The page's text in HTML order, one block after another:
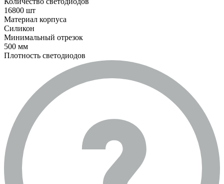
16800 шт
Материал корпуса
Силикон
Минимальный отрезок
500 мм
Плотность светодиодов